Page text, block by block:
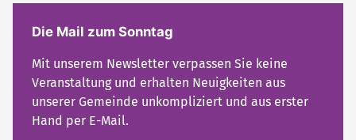
Die Mail zum Sonntag
Mit unserem Newsletter verpassen Sie keine
Veranstaltung und erhalten Neuigkeiten aus
unserer Gemeinde unkompliziert und aus erster
Hand per E-Mail.